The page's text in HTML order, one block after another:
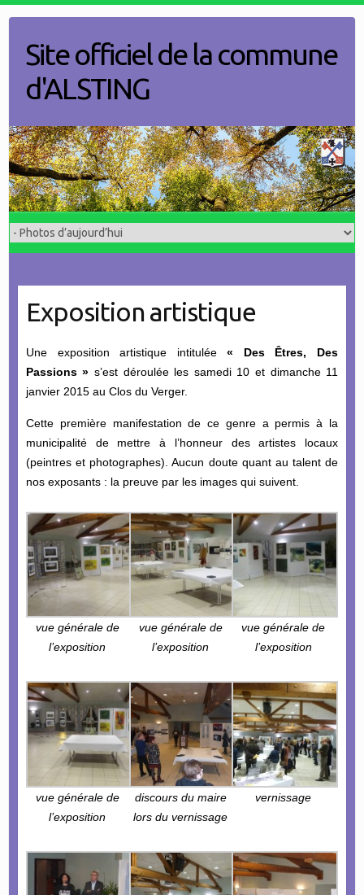
contentSite officiel de la commune
d'ALSTING
Exposition artistique
Une exposition artistique intitulée« Des Êtres, Des
Passions » s’est déroulée les samedi 10 et dimanche 11
janvier 2015 au Clos du Verger.
Cette première manifestation de ce genre a permis à la
municipalité de mettre à l’honneur des artistes locaux
(peintres et photographes). Aucun doute quant au talent de
nos exposants : la preuve par les images qui suivent.
vue générale de
l’exposition
vue générale de
l’exposition
vue générale de
l’exposition
vue générale de
l’exposition
discours du maire
lors du vernissage
vernissage